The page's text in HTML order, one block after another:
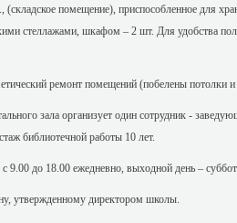
помещение), приспособленное для
стеллажами, шкафом – 2 шт. Для удобства
ремонт помещений (побелены потолки
зала организует один сотрудник -
библиотечной работы 10 лет.
9.00 до 18.00 ежедневно, выходной день –
утвержденному директором школы.